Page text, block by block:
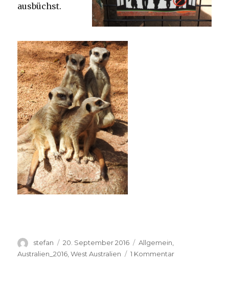
ausbüchst.
Autor
stefan
Veröffentlicht
am
20. September 2016 Kategorien
Allgemein,
Australien_2016 ,West Australien 1 Kommentarzu